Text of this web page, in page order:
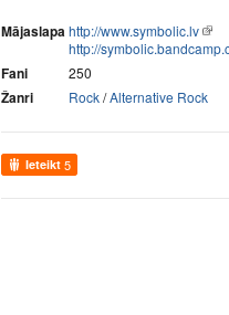
Mājaslapahttp://www.symbolic.lv
http://
Fani 250
Žanri Rock/Alternative Rock
Ieteikt 5